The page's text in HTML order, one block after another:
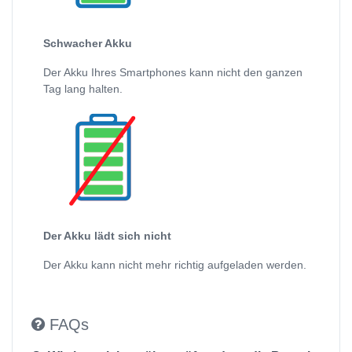
Schwacher Akku
Der Akku Ihres Smartphones kann nicht den ganzen
Tag lang halten.
Der Akku lädt sich nicht
Der Akku kann nicht mehr richtig aufgeladen werden.
FAQs